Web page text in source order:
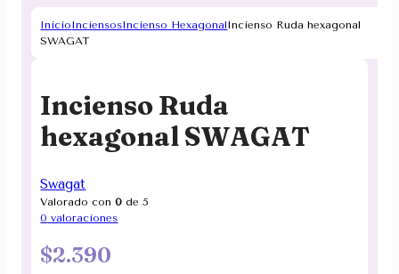
InicioInciensosIncienso HexagonalIncienso Ruda hexagonal
SWAGAT
Incienso Ruda
hexagonal SWAGAT
Swagat
Valorado con0 de 5
0 valoraciones
$2.390